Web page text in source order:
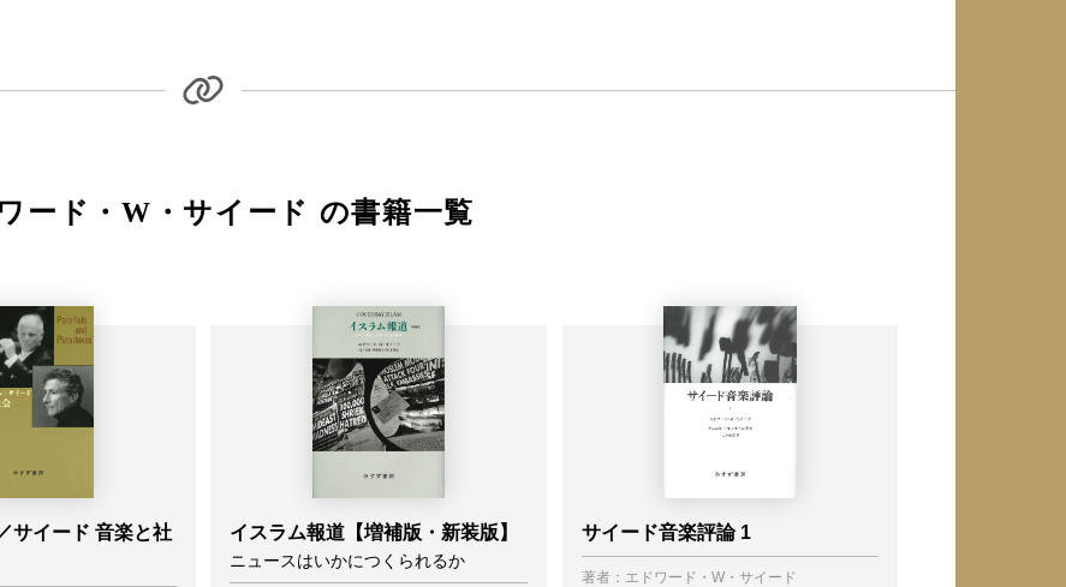
ード・W・サイード の書籍一覧
サイード 音楽と社
イスラム報道【増補版・新装版】
ニュースはいかにつくられるか
サイード音楽評論 1
著者： エドワード・W・サイード